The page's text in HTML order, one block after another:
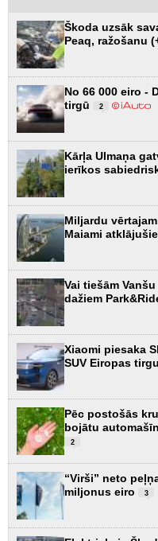
Škoda uzsāk
Peaq, ražošanu
No 66 000 eiro -
tirgū
2
Kārļa Ulmaņa
ierīkos
Miljardu
Maiami
Vai tiešām
dažiem
Xiaomi piesaka
SUV Eiropas
Pēc postošās
bojātu
2
“Virši” neto
miljonus eiro
3